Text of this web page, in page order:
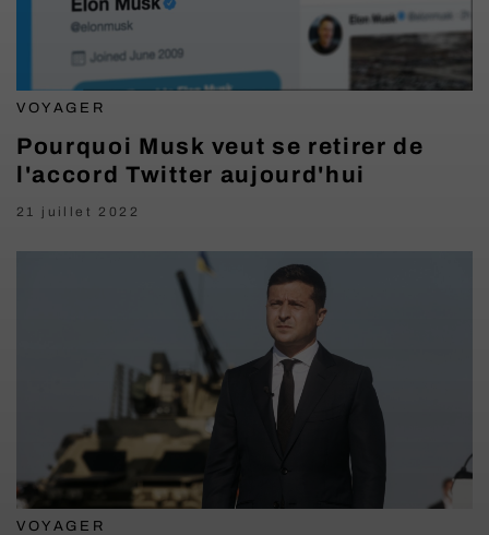
VOYAGER
Pourquoi Musk veut se retirer de
l'accord Twitter aujourd'hui
21 juillet 2022
VOYAGER